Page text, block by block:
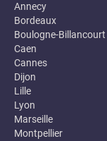
Annecy
Bordeaux
Boulogne-Billancourt
Caen
Cannes
Dijon
Lille
Lyon
Marseille
Montpellier